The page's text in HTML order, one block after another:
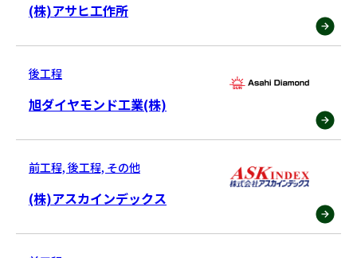
(株)アサヒ工作所
後工程
旭ダイヤモンド工業(株)
前工程, 後工程, その他
(株)アスカインデックス